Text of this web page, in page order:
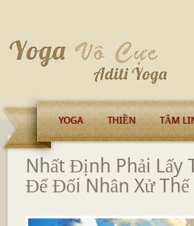
YOGA THIỀN TÂM
Nhất Định Phải Lấy
Để Đối Nhân Xử Thế